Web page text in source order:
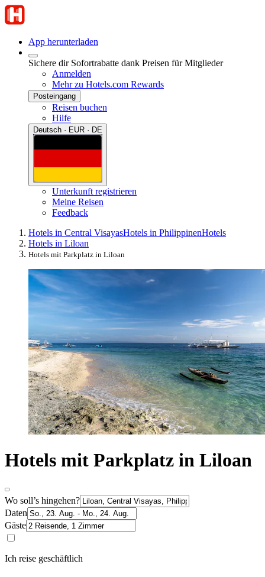
App herunterladen
Sichere dir Sofortrabatte dank Preisen für Mitglieder
Anmelden
Mehr zu Hotels.com Rewards
Posteingang
Reisen buchen
Hilfe
Deutsch · EUR · DE
Unterkunft registrieren
Meine Reisen
Feedback
Hotels in Central VisayasHotels in PhilippinenHotels
Hotels in Liloan
Hotels mit Parkplatz in Liloan
Hotels mit Parkplatz in Liloan
Wo soll’s hingehen?
Daten
Gäste
Ich reise geschäftlich